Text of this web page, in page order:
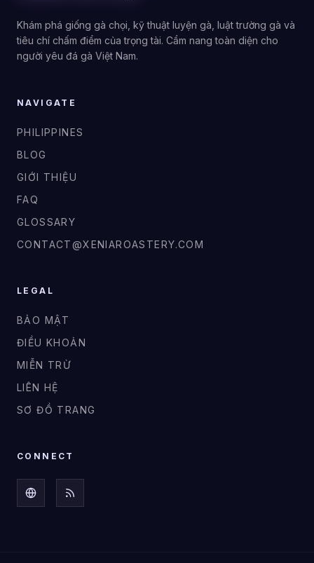
Khám phá giống gà chọi, kỹ thuật luyện gà, luật trường gà và
tiêu chí chấm điểm của trọng tài. Cẩm nang toàn diện cho
người yêu đá gà Việt Nam.
NAVIGATE
PHILIPPINES
BLOG
GIỚI THIỆU
FAQ
GLOSSARY
CONTACT@XENIAROASTERY.COM
LEGAL
BẢO MẬT
ĐIỀU KHOẢN
MIỄN TRỪ
LIÊN HỆ
SƠ ĐỒ TRANG
CONNECT